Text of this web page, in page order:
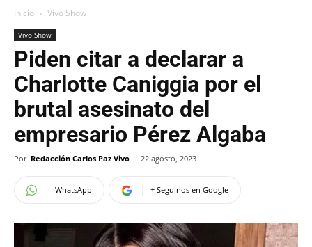
Inicio Vivo Show
Vivo Show
Piden citar a declarar a
Charlotte Caniggia por el
brutal asesinato del
empresario Pérez Algaba
Por Redacción Carlos Paz Vivo - 22 agosto, 2023
WhatsApp + Seguinos en Google